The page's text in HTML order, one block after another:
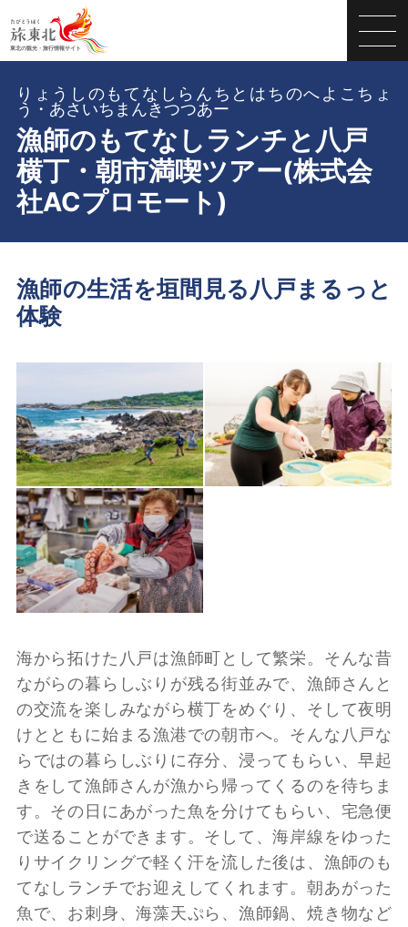
漁師のもてなしランチと八戸
横丁・朝市満喫ツアー(株式会
社ACプロモート)
りょうしのもてなしらんちとはちのへよこちょ
う・あさいちまんきつつあー
漁師の生活を垣間見る八戸まるっと
体験
海から拓けた八戸は漁師町として繁栄。そんな昔
ながらの暮らしぶりが残る街並みで、漁師さんと
の交流を楽しみながら横丁をめぐり、そして夜明
けとともに始まる漁港での朝市へ。そんな八戸な
らではの暮らしぶりに存分、浸ってもらい、早起
きをして漁師さんが漁から帰ってくるのを待ちま
す。その日にあがった魚を分けてもらい、宅急便
で送ることができます。そして、海岸線をゆった
りサイクリングで軽く汗を流した後は、漁師のも
てなしランチでお迎えしてくれます。朝あがった
魚で、お刺身、海藻天ぷら、漁師鍋、焼き物など